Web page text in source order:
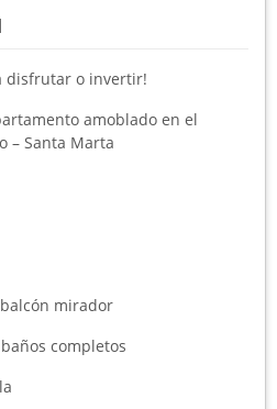
disfrutar o invertir!
amoblado en el
– Santa Marta
mirador
completos